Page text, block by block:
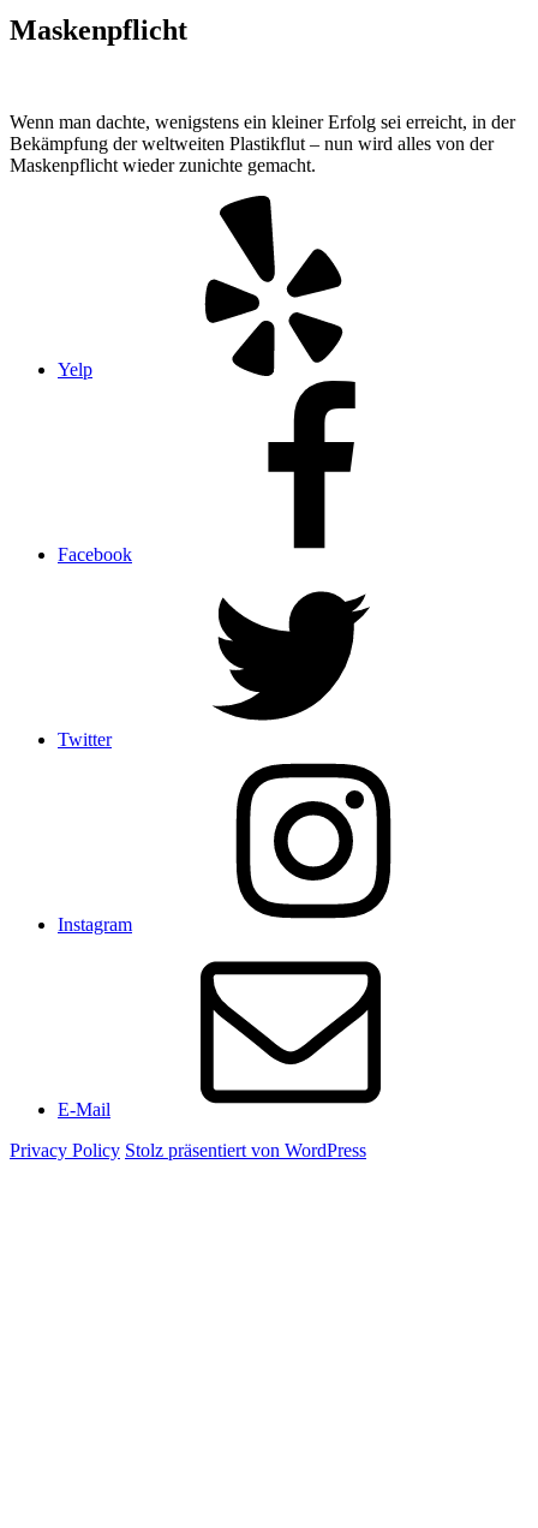
Maskenpflicht
Wenn man dachte, wenigstens ein kleiner Erfolg sei erreicht, in der
Bekämpfung der weltweiten Plastikflut – nun wird alles von der
Maskenpflicht wieder zunichte gemacht.
Yelp
Facebook
Twitter
Instagram
E-Mail
Privacy Policy Stolz präsentiert von WordPress